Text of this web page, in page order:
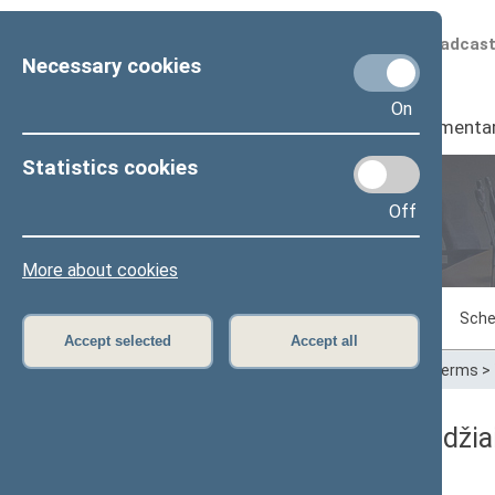
Necessary cookies
On
Statistics cookies
Off
More about cookies
Accept selected Accept all
Scheduled
Seimas I
Sitting in progress Plenary sittings
Home>Plenary sittings>Parliamentary terms >
03/27/1997 Seimo